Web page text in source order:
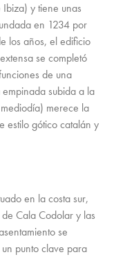
y tiene unas
en 1234 por
los años, el edificio
se completó
de una
subida a la
merece la
estilo gótico catalán y
en la costa sur,
Cala Codolar y las
se
punto clave para